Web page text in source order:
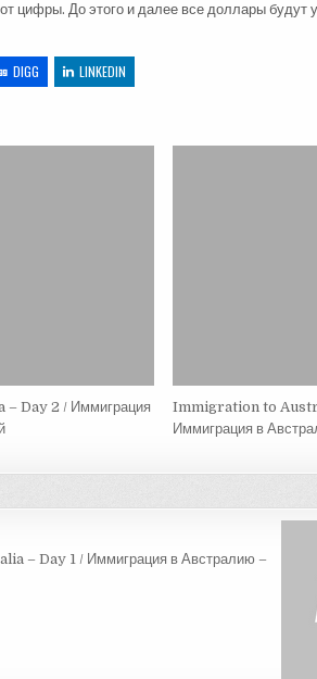
цифры. До этого и далее все доллары будут
DIGG LINKEDIN
Day 2 / Иммиграция
Immigration to
Иммиграция в
– Day 1 / Иммиграция в Австралию –